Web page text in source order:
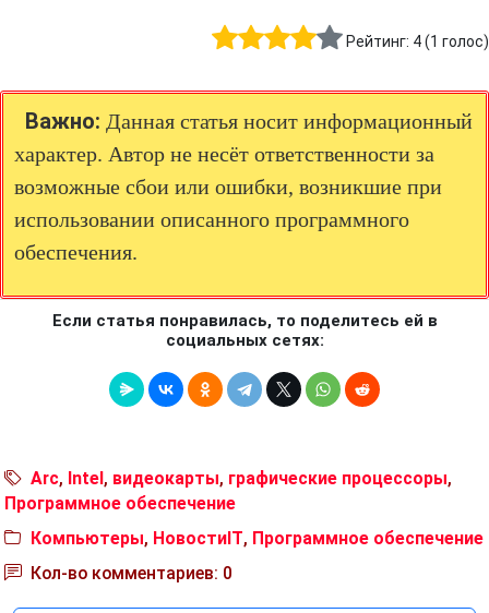
Рейтинг: 4(1 голос)
Важно: Данная статья носит информационный
характер. Автор не несёт ответственности за
возможные сбои или ошибки, возникшие при
использовании описанного программного
обеспечения.
Если статья понравилась, то поделитесь ей в
социальных сетях:
Arc, Intel , видеокарты, графические процессоры,
Программное обеспечение
Компьютеры, НовостиIT, Программное обеспечение
Кол-во комментариев: 0